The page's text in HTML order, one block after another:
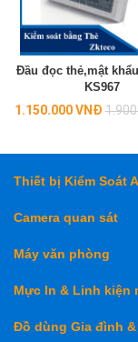
Đầu đọc thẻ,mật
KS967
1.150.000 VNĐ
Thiết bị Kiểm Soát
Camera quan sát
Máy văn phòng
Mực In & Linh kiện
Đồ dùng Gia đình